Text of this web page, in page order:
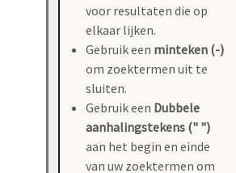
voor resultaten die op
elkaar lijken.
Gebruik een minteken (-)
om zoektermen uit te
sluiten.
Gebruik een Dubbele
aanhalingstekens (" ")
aan het begin en einde
van uw zoektermen om